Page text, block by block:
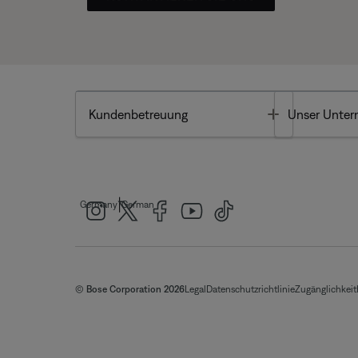
Kundenbetreuung Toggle
Unser
Germany|German
© Bose Corporation 2026Legal DatenschutzrichtlinieZugänglichkeit